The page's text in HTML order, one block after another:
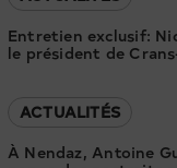
Entretien exclusif:
le président de
répond aux questions
ACTUALITÉS
À Nendaz, Antoine